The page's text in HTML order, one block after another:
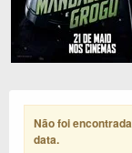
Não foi
data.